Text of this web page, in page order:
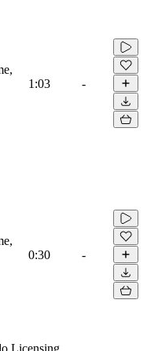
1:03 -
0:30 -
Licensing